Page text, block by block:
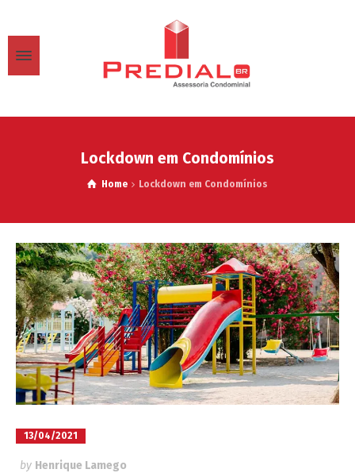
Lockdown em Condomínios
Home Lockdown em Condomínios
13/04/2021
by Henrique Lamego